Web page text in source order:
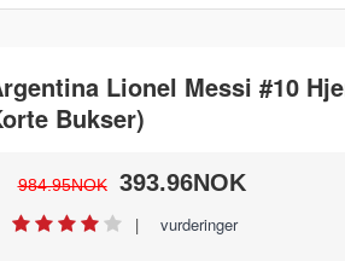
Lionel Messi #10
Bukser)
984.95NOK 393.96NOK
| vurderinger